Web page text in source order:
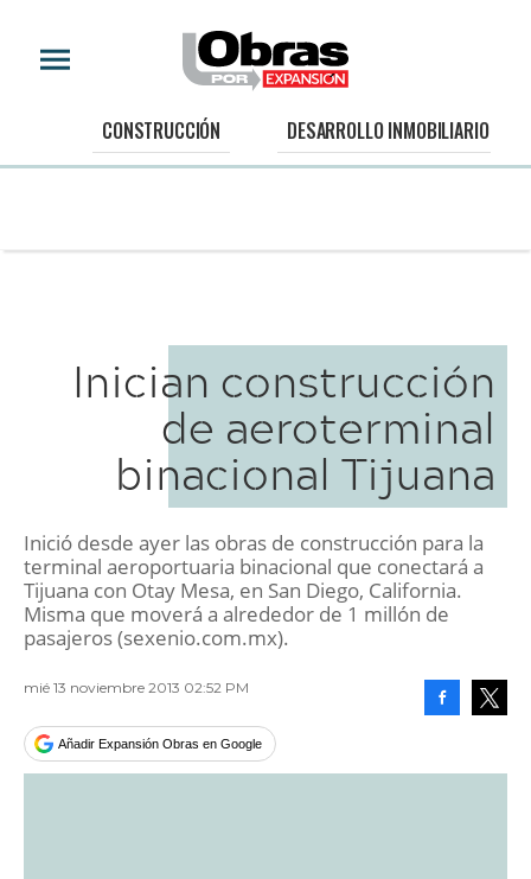
CONSTRUCCIÓN DESARROLLO INMOBILIARIO
Inician construcción
de aeroterminal
binacional Tijuana
Inició desde ayer las obras de construcción para la
terminal aeroportuaria binacional que conectará a
Tijuana con Otay Mesa, en San Diego, California.
Misma que moverá a alrededor de 1 millón de
pasajeros (sexenio.com.mx).
mié 13 noviembre 2013 02:52 PM
Añadir Expansión Obras en Google